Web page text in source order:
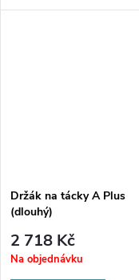
Držák na tácky A Plus
(dlouhý)
2 718 Kč
Na objednávku